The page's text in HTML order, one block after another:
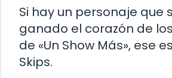
Si hay un personaje que
ganado el corazón de
de «Un Show Más», ese
Skips.